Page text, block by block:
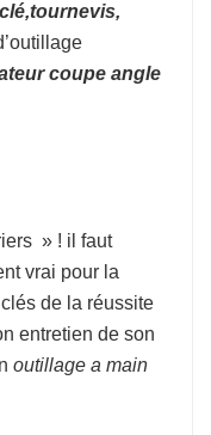
coupe angle
» ! il faut
vrai pour la
de la réussite
entretien de son
outillage a main